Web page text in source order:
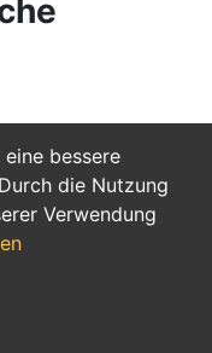
bessere
die Nutzung
Verwendung